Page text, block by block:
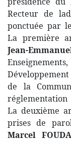
Recteur de
ponctuée par
La première
Jean-
de la
réglementation
La deuxième
prises de
Marcel